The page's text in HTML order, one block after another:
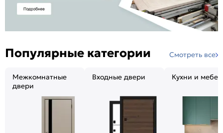
Популярные категории Смотреть все
Межкомнатные
двери
Входные двери Кухни и